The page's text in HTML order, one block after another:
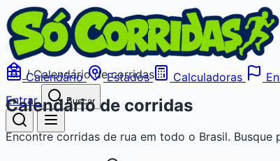
Calendário Estados Calculadoras
Entrar
Buscar
/ Calendário de corridas
Calendário de corridas
Encontre corridas de rua em todo o Brasil.